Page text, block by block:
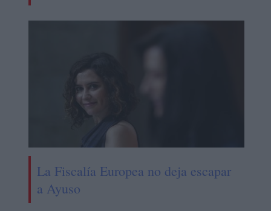
La Fiscalía Europea no deja escapar
a Ayuso